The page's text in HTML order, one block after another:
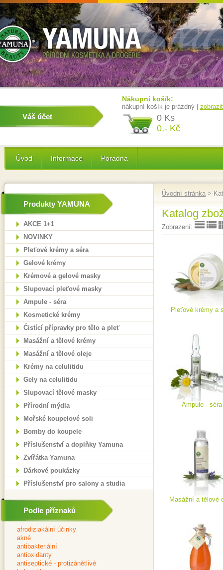
Váš účet
Nákupní košík:
nákupní košík je prázdný |
0 Ks
0,- Kč
Úvod Informace Poradna
Produkty YAMUNA
AKCE 1+1
NOVINKY
Pleťové krémy a séra
Gelové krémy
Krémové a gelové masky
Slupovací pleťové masky
Ampule - séra
Kosmetické krémy
Čistící přípravky pro tělo a pleť
Masážní a tělové krémy
Masážní a tělové oleje
Krémy na celulitidu
Gely na celulitidu
Slupovací tělové masky
Přírodní mýdla
Mořské koupelové soli
Bomby do koupele
Příslušenství a doplňky Yamuna
Zvířátka Yamuna
Dárkové poukázky
Příslušenství pro salony a studia
Podle příznaků
Úvodní stránka >
Katalog
Zobrazení:
Pleťové krémy a
Ampule - séra
Masážní a tělové